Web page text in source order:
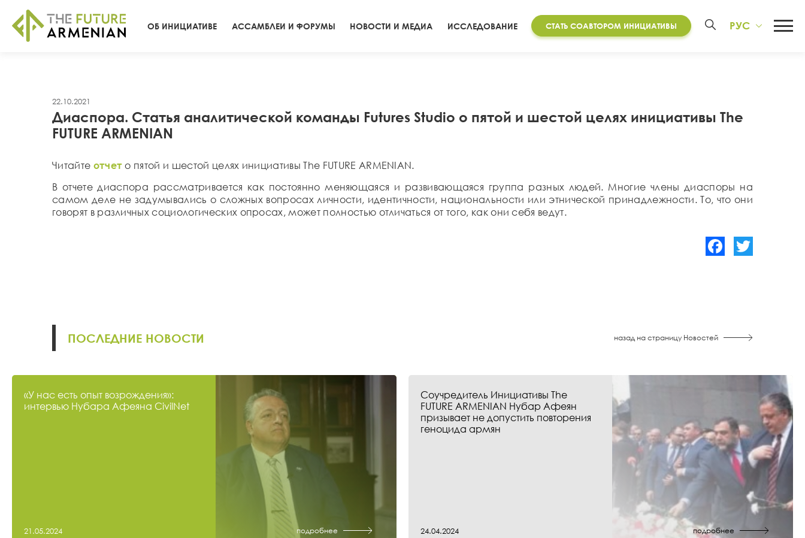
ОБ ИНИЦИАТИВЕ АССАМБЛЕИ И ФОРУМЫ НОВОСТИ И МЕДИА ИССЛЕДОВАНИЕ СТАТЬ СОАВТОРОМ ИНИЦИАТИВЫ РУС
22.10.2021
Диаспора. Статья аналитической команды Futures Studio о пятой и шестой целях инициативы The
FUTURE ARMENIAN
Читайте отчет о пятой и шестой целях инициативы The FUTURE ARMENIAN.
В отчете диаспора рассматривается как постоянно меняющаяся и развивающаяся группа разных людей. Многие члены диаспоры на
самом деле не задумывались о сложных вопросах личности, идентичности, национальности или этнической принадлежности. То, что они
говорят в различных социологических опросах, может полностью отличаться от того, как они себя ведут.
ПОСЛЕДНИЕ НОВОСТИ назад на страницу Новостей
«У нас есть опыт возрождения»:
интервью Нубара Афеяна CivilNet
21.05.2024 подробнее
Соучредитель Инициативы The
FUTURE ARMENIAN Нубар Афеян
призывает не допустить повторения
геноцида армян
24.04.2024 подробнее